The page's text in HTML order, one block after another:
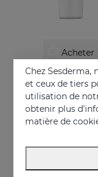
Acheter
17.95 €
Chez Sesderma,
et ceux de tiers
utilisation de
obtenir plus
matière de